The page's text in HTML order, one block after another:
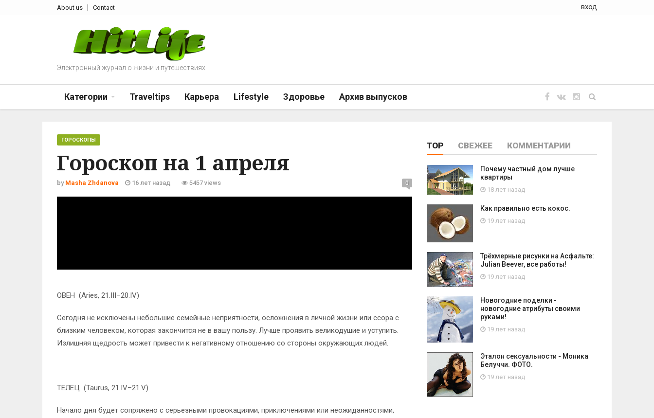
About us Contact вход
Электронный журнал о жизни и путешествиях
Категории Traveltips Карьера Lifestyle Здоровье Архив выпусков
Гороскоп на 1 апреля
ГОРОСКОПЫ
by Masha Zhdanova 16 лет назад 5457 views 0
ОВЕН (Aries, 21.III–20.IV)
Сегодня не исключены небольшие семейные неприятности, осложнения в личной жизни или ссора с
близким человеком, которая закончится не в вашу пользу. Лучше проявить великодушие и уступить.
Излишняя щедрость может привести к негативному отношению со стороны окружающих людей.
ТЕЛЕЦ (Taurus, 21.IV–21.V)
Начало дня будет сопряжено с серьезными провокациями, приключениями или неожиданностями,
TOP СВЕЖЕЕ КОММЕНТАРИИ
Почему частный дом лучше
квартиры
18 лет назад
Как правильно есть кокос.
19 лет назад
Трёхмерные рисунки на Асфальте:
Julian Beever, все работы!
19 лет назад
Новогодние поделки -
новогодние атрибуты своими
руками!
19 лет назад
Эталон сексуальности - Моника
Белуччи. ФОТО.
19 лет назад